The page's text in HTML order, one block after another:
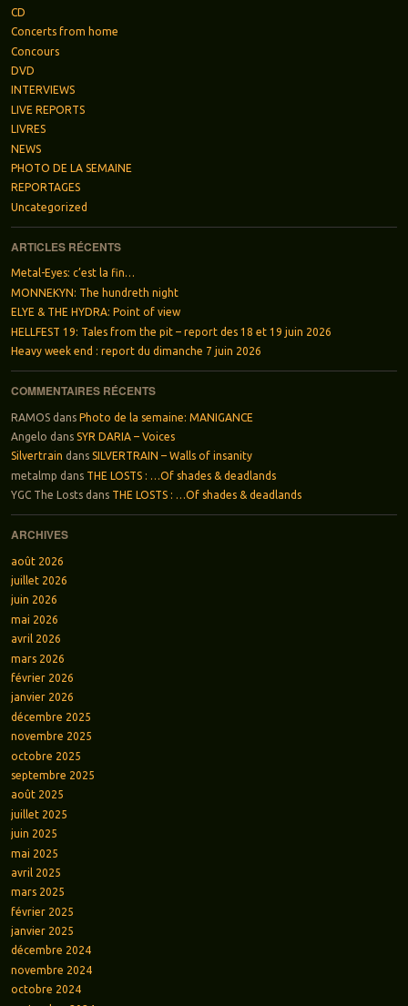
CD
Concerts from home
Concours
DVD
INTERVIEWS
LIVE REPORTS
LIVRES
NEWS
PHOTO DE LA SEMAINE
REPORTAGES
Uncategorized
ARTICLES RÉCENTS
Metal-Eyes: c’est la fin…
MONNEKYN: The hundreth night
ELYE & THE HYDRA: Point of view
HELLFEST 19: Tales from the pit – report des 18 et 19 juin 2026
Heavy week end : report du dimanche 7 juin 2026
COMMENTAIRES RÉCENTS
RAMOSdans Photo de la semaine: MANIGANCE
Angelo dans SYR DARIA – Voices
Silvertrain dans SILVERTRAIN – Walls of insanity
metalmp dans THE LOSTS : …Of shades & deadlands
YGC The Lostsdans THE LOSTS : …Of shades & deadlands
ARCHIVES
août 2026
juillet 2026
juin 2026
mai 2026
avril 2026
mars 2026
février 2026
janvier 2026
décembre 2025
novembre 2025
octobre 2025
septembre 2025
août 2025
juillet 2025
juin 2025
mai 2025
avril 2025
mars 2025
février 2025
janvier 2025
décembre 2024
novembre 2024
octobre 2024